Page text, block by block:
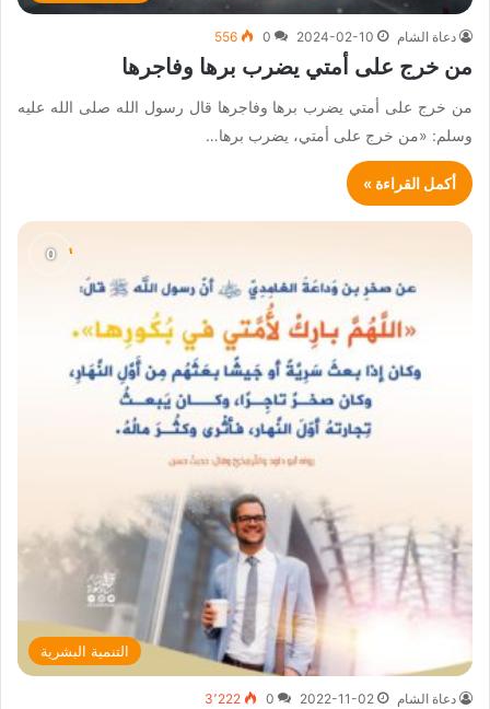
دعاة الشام 2024-02-10
0
556
من خرج على أمتي يضرب برها وفاجرها
من خرج على أمتي يضرب برها وفاجرها قال رسول الله صلى الله عليه
وسلم: «من خرج على أمتي، يضرب برها…
أكمل القراءة »
التنمية البشرية
دعاة الشام 2022-11-02
0 3٬222